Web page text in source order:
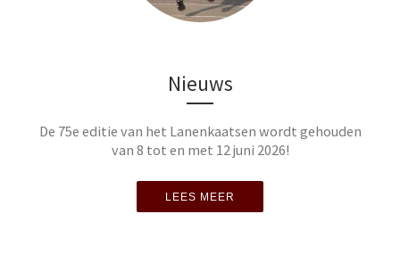
Nieuws
De 75e editie van het Lanenkaatsen wordt gehouden
van 8 tot en met 12 juni 2026!
LEES MEER